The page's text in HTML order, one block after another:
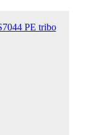
PE tribo